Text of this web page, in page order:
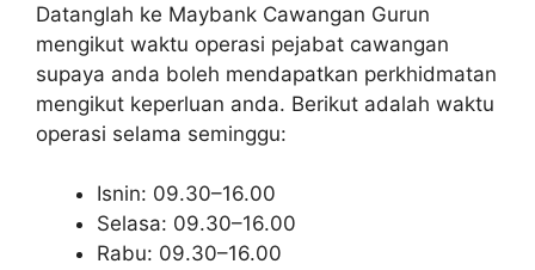
Datanglah ke Maybank Cawangan Gurun
mengikut waktu operasi pejabat cawangan
supaya anda boleh mendapatkan perkhidmatan
mengikut keperluan anda. Berikut adalah waktu
operasi selama seminggu:
Isnin: 09.30–16.00
Selasa: 09.30–16.00
Rabu: 09.30–16.00